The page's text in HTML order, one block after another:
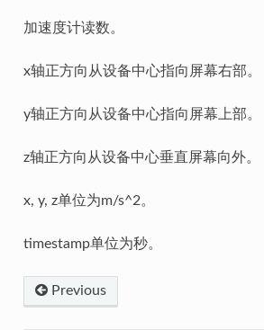
加速度计读数。
x轴正方向从设备中心指向屏幕右部。
y轴正方向从设备中心指向屏幕上部。
z轴正方向从设备中心垂直屏幕向外。
x, y, z单位为m/s^2。
timestamp单位为秒。
Previous